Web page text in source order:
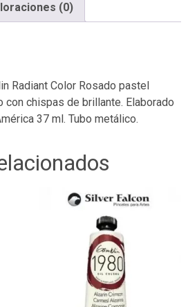
(0)
Radiant Color Rosado pastel
con chispas de brillante. Elaborado
37 ml. Tubo metálico.